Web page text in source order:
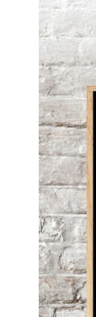
Citat
Dyr
Mor
Rum